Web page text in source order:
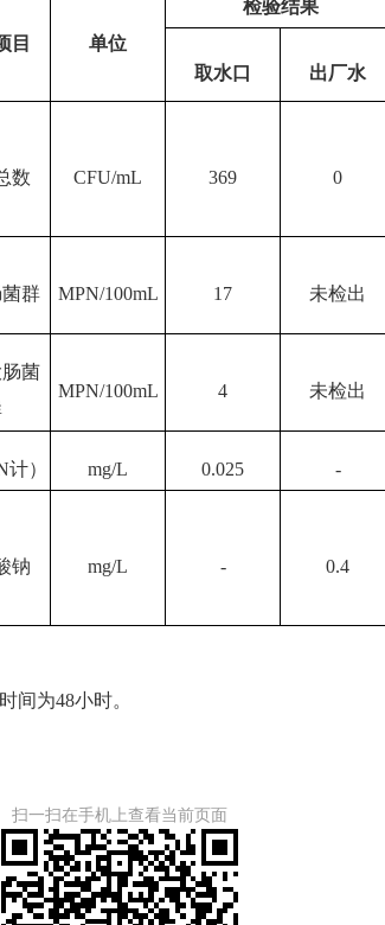
目
单位
检验结果
取水口 出厂水
数 CFU/mL 369 0
群 MPN/100mL 17 未检出
菌
MPN/100mL 4 未检出
计） mg/L 0.025 -
钠 mg/L - 0.4
间为48小时。
扫一扫在手机上查看当前页面